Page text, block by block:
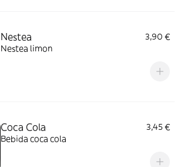
Nestea
3,90 €
Nestea limon
Coca Cola
3,45 €
Bebida coca cola